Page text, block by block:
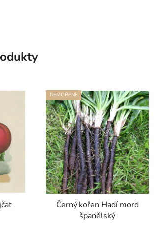
NEMOŘENÉ
Černý kořen Hadí mord
španělský